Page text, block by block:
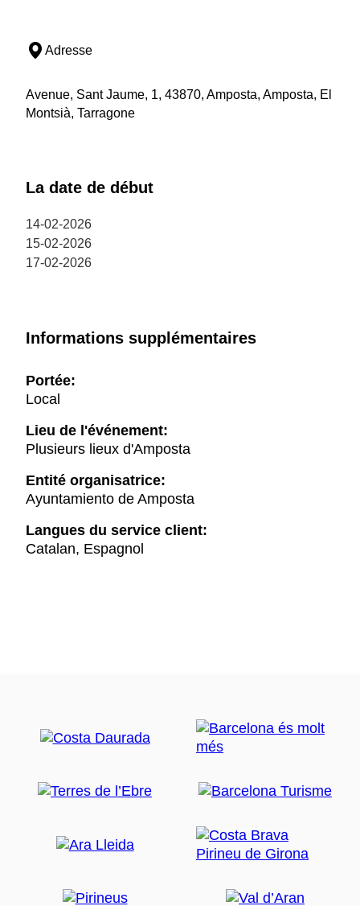
Adresse
Avenue, Sant Jaume, 1, 43870, Amposta, Amposta, El
Montsià, Tarragone
La date de début
14-02-2026
15-02-2026
17-02-2026
Informations supplémentaires
Portée:
Local
Lieu de l'événement:
Plusieurs lieux d'Amposta
Entité organisatrice:
Ayuntamiento de Amposta
Langues du service client:
Catalan, Espagnol